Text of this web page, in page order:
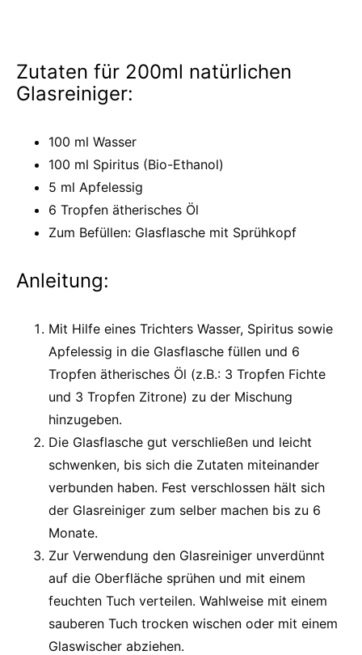
Zutaten für 200ml natürlichen
Glasreiniger:
100 ml Wasser
100 ml Spiritus (Bio-Ethanol)
5 ml Apfelessig
6 Tropfen ätherisches Öl
Zum Befüllen: Glasflasche mit Sprühkopf
Anleitung:
Mit Hilfe eines Trichters Wasser, Spiritus sowie
Apfelessig in die Glasflasche füllen und 6
Tropfen ätherisches Öl (z.B.: 3 Tropfen Fichte
und 3 Tropfen Zitrone) zu der Mischung
hinzugeben.
Die Glasflasche gut verschließen und leicht
schwenken, bis sich die Zutaten miteinander
verbunden haben. Fest verschlossen hält sich
der Glasreiniger zum selber machen bis zu 6
Monate.
Zur Verwendung den Glasreiniger unverdünnt
auf die Oberfläche sprühen und mit einem
feuchten Tuch verteilen. Wahlweise mit einem
sauberen Tuch trocken wischen oder mit einem
Glaswischer abziehen.